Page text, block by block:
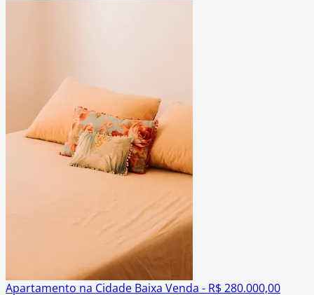
Apartamento na Cidade Baixa Venda - R$ 280.000,00